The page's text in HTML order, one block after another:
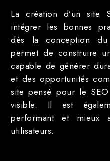
La création d’un site
intégrer les bonnes
dès la conception
permet de construire
capable de générer
et des opportunités
site pensé pour le SEO
visible. Il est
performant et mieux
utilisateurs.